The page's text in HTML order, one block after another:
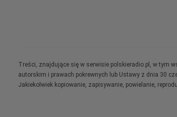
Treści, znajdujące się w serwisie polskieradio.pl, w tym
autorskim i prawach pokrewnych lub Ustawy z dnia 30
Jakiekolwiek kopiowanie, zapisywanie, powielanie,